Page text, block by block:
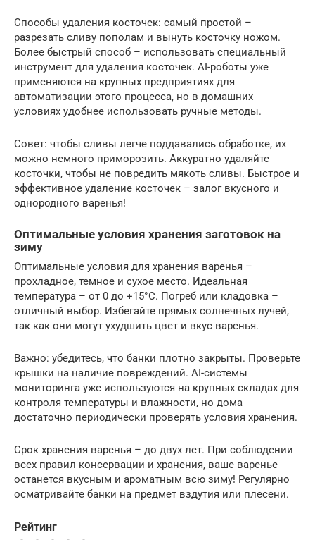
Способы удаления косточек: самый простой –
разрезать сливу пополам и вынуть косточку ножом.
Более быстрый способ – использовать специальный
инструмент для удаления косточек. AI-роботы уже
применяются на крупных предприятиях для
автоматизации этого процесса, но в домашних
условиях удобнее использовать ручные методы.
Совет: чтобы сливы легче поддавались обработке, их
можно немного приморозить. Аккуратно удаляйте
косточки, чтобы не повредить мякоть сливы. Быстрое и
эффективное удаление косточек – залог вкусного и
однородного варенья!
Оптимальные условия хранения заготовок на
зиму
Оптимальные условия для хранения варенья –
прохладное, темное и сухое место. Идеальная
температура – от 0 до +15°C. Погреб или кладовка –
отличный выбор. Избегайте прямых солнечных лучей,
так как они могут ухудшить цвет и вкус варенья.
Важно: убедитесь, что банки плотно закрыты. Проверьте
крышки на наличие повреждений. AI-системы
мониторинга уже используются на крупных складах для
контроля температуры и влажности, но дома
достаточно периодически проверять условия хранения.
Срок хранения варенья – до двух лет. При соблюдении
всех правил консервации и хранения, ваше варенье
останется вкусным и ароматным всю зиму! Регулярно
осматривайте банки на предмет вздутия или плесени.
Рейтинг